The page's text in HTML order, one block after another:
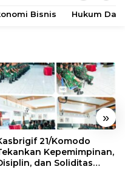
Bisnis Hukum
»
21/Komodo
Kepemimpinan,
dan Soliditas